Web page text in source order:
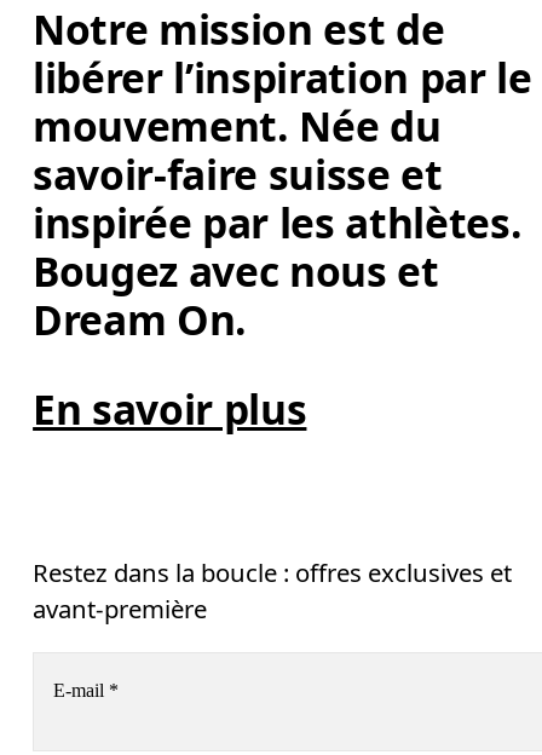
Notre mission est de
libérer l’inspiration par le
mouvement. Née du
savoir-faire suisse et
inspirée par les athlètes.
Bougez avec nous et
Dream On.
En savoir plus
Restez dans la boucle : offres exclusives et
avant-première
E-mail *